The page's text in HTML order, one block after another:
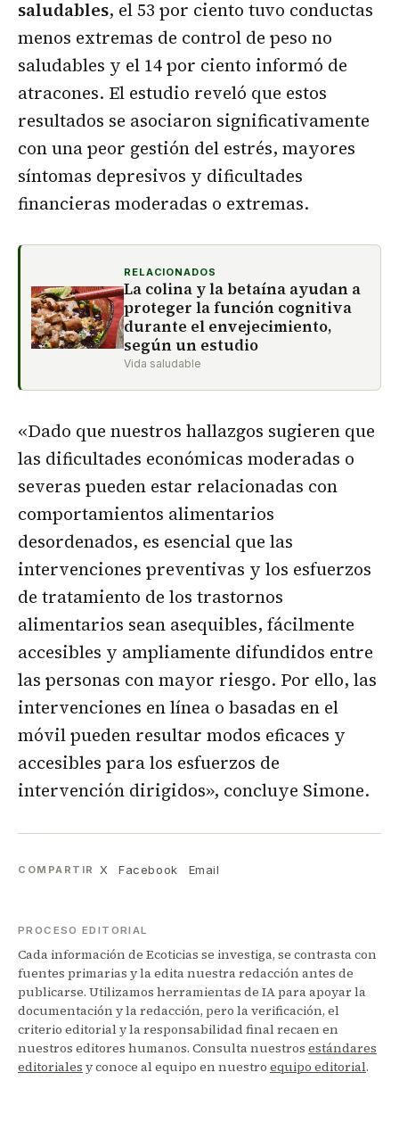
saludables, el 53 por ciento tuvo conductas
menos extremas de control de peso no
saludables y el 14 por ciento informó de
atracones. El estudio reveló que estos
resultados se asociaron significativamente
con una peor gestión del estrés, mayores
síntomas depresivos y dificultades
financieras moderadas o extremas.
RELACIONADOS
La colina y la betaína ayudan a
proteger la función cognitiva
durante el envejecimiento,
según un estudio
Vida saludable
«Dado que nuestros hallazgos sugieren que
las dificultades económicas moderadas o
severas pueden estar relacionadas con
comportamientos alimentarios
desordenados, es esencial que las
intervenciones preventivas y los esfuerzos
de tratamiento de los trastornos
alimentarios sean asequibles, fácilmente
accesibles y ampliamente difundidos entre
las personas con mayor riesgo. Por ello, las
intervenciones en línea o basadas en el
móvil pueden resultar modos eficaces y
accesibles para los esfuerzos de
intervención dirigidos», concluye Simone.
COMPARTIR X Facebook Email
PROCESO EDITORIAL
Cada información de Ecoticias se investiga, se contrasta con
fuentes primarias y la edita nuestra redacción antes de
publicarse. Utilizamos herramientas de IA para apoyar la
documentación y la redacción, pero la verificación, el
criterio editorial y la responsabilidad final recaen en
nuestros editores humanos. Consulta nuestros estándares
editoriales y conoce al equipo en nuestro equipo editorial.